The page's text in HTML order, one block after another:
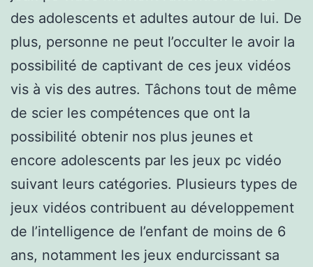
des adolescents et adultes autour de lui. De
plus, personne ne peut l’occulter le avoir la
possibilité de captivant de ces jeux vidéos
vis à vis des autres. Tâchons tout de même
de scier les compétences que ont la
possibilité obtenir nos plus jeunes et
encore adolescents par les jeux pc vidéo
suivant leurs catégories. Plusieurs types de
jeux vidéos contribuent au développement
de l’intelligence de l’enfant de moins de 6
ans, notamment les jeux endurcissant sa